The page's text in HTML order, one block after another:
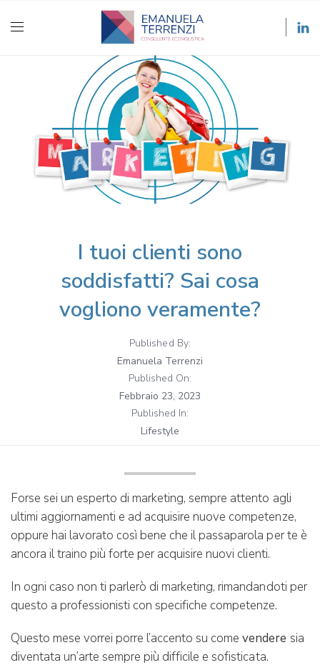
I tuoi clienti sono
soddisfatti? Sai cosa
vogliono veramente?
Published By:
Emanuela Terrenzi
Published On:
Febbraio 23, 2023
Published In:
Lifestyle
Forse sei un esperto di marketing, sempre attento agli
ultimi aggiornamenti e ad acquisire nuove competenze,
oppure hai lavorato così bene che il passaparola per te è
ancora il traino più forte per acquisire nuovi clienti.
In ogni caso non ti parlerò di marketing, rimandandoti per
questo a professionisti con specifiche competenze.
Questo mese vorrei porre l’accento su comevendere sia
diventata un’arte sempre più difficile e sofisticata.